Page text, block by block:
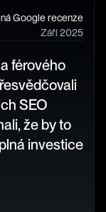
Google recenze
Září 2025
férového
SEO
že by to
investice